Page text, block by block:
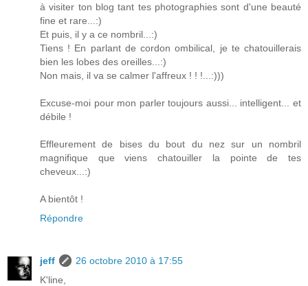
à visiter ton blog tant tes photographies sont d'une beauté
fine et rare...:)
Et puis, il y a ce nombril...:)
Tiens ! En parlant de cordon ombilical, je te chatouillerais
bien les lobes des oreilles...:)
Non mais, il va se calmer l'affreux ! ! !...:)))
Excuse-moi pour mon parler toujours aussi... intelligent... et
débile !
Effleurement de bises du bout du nez sur un nombril
magnifique que viens chatouiller la pointe de tes
cheveux...:)
A bientôt !
Répondre
jeff
26 octobre 2010 à 17:55
K'line,